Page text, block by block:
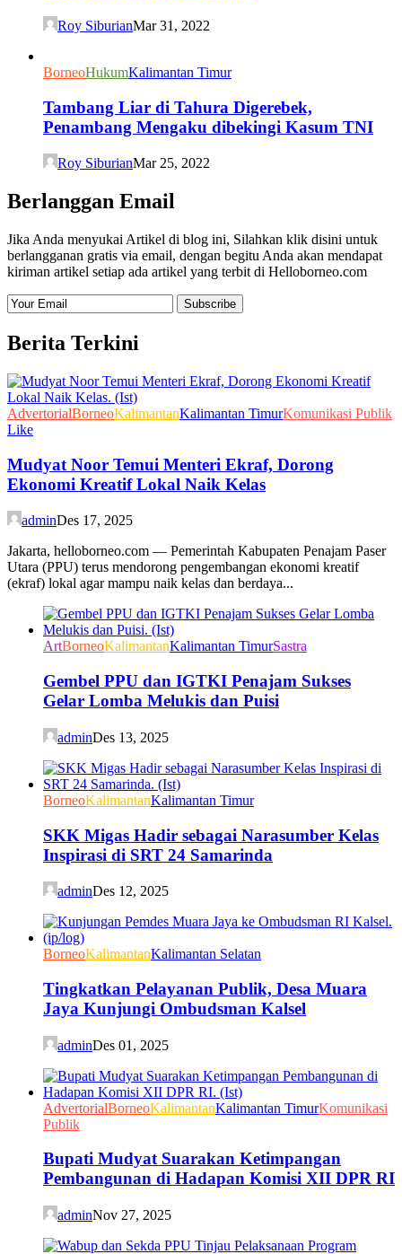
Roy SiburianMar 31, 2022
BorneoHukumKalimantan Timur
Tambang Liar di Tahura Digerebek,
Penambang Mengaku dibekingi Kasum TNI
Roy SiburianMar 25, 2022
Berlanggan Email
Jika Anda menyukai Artikel di blog ini, Silahkan klik disini untuk
berlangganan gratis via email, dengan begitu Anda akan mendapat
kiriman artikel setiap ada artikel yang terbit di Helloborneo.com
Berita Terkini
AdvertorialBorneoKalimantanKalimantan TimurKomunikasi Publik
Like
Mudyat Noor Temui Menteri Ekraf, Dorong
Ekonomi Kreatif Lokal Naik Kelas
adminDes 17, 2025
Jakarta, helloborneo.com — Pemerintah Kabupaten Penajam Paser
Utara (PPU) terus mendorong pengembangan ekonomi kreatif
(ekraf) lokal agar mampu naik kelas dan berdaya...
ArtBorneoKalimantanKalimantan TimurSastra
Gembel PPU dan IGTKI Penajam Sukses
Gelar Lomba Melukis dan Puisi
adminDes 13, 2025
BorneoKalimantanKalimantan Timur
SKK Migas Hadir sebagai Narasumber Kelas
Inspirasi di SRT 24 Samarinda
adminDes 12, 2025
BorneoKalimantanKalimantan Selatan
Tingkatkan Pelayanan Publik, Desa Muara
Jaya Kunjungi Ombudsman Kalsel
adminDes 01, 2025
AdvertorialBorneoKalimantanKalimantan TimurKomunikasi
Publik
Bupati Mudyat Suarakan Ketimpangan
Pembangunan di Hadapan Komisi XII DPR RI
adminNov 27, 2025